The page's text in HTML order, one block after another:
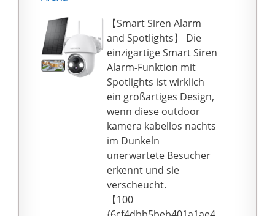
sie außerhalb der
Reichweite montiert ist,
wie z.B. auf Ihrem
unsichtbaren Selfie-
Stick
Set enthält Insta360 X3
Action-Kamera,
PGYTECH
Fahrradlenkerhalterung
und 64 GB MicroSDHC-
Speicherkarte
【Smart Siren Alarm
and Spotlights】 Die
einzigartige Smart Siren
Alarm-Funktion mit
Spotlights ist wirklich
ein großartiges Design,
wenn diese outdoor
kamera kabellos nachts
im Dunkeln
unerwartete Besucher
erkennt und sie
verscheucht.
【100